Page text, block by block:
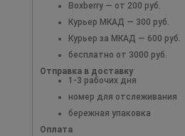
Boxberry — от 200 руб.
Курьер МКАД — 300 руб.
Курьер за МКАД — 600 руб.
бесплатно от 3000 руб.
Отправка в доставку
1-3 рабочих дня
номер для отслеживания
бережная упаковка
Оплата